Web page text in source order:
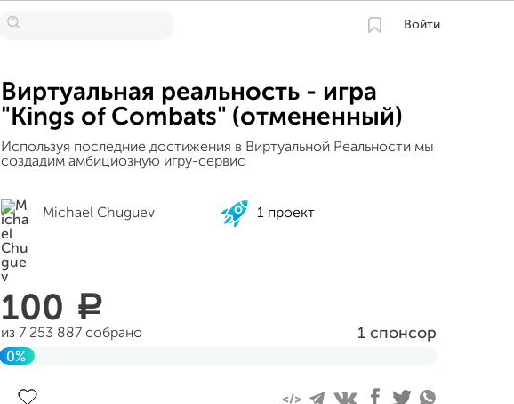
Войти
Виртуальная реальность - игра
"Kings of Combats" (отмененный)
Используя последние достижения в Виртуальной Реальности мы
создадим амбициозную игру-сервис
Michael Chuguev 1 проект
100 a
из 7 253 887 собрано 1 спонсор
0%